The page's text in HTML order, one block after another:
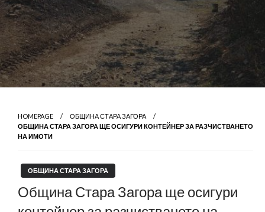
HOMEPAGE
ОБЩИНА СТАРА ЗАГОРА
ОБЩИНА СТАРА ЗАГОРА ЩЕ ОСИГУРИ КОНТЕЙНЕР ЗА РАЗЧИСТВАНЕТО
НА ИМОТИ
ОБЩИНА СТАРА ЗАГОРА
Община Стара Загора ще осигури